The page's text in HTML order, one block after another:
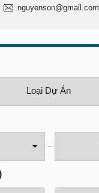
nguyenson@gmail.com
Loại Dự Án